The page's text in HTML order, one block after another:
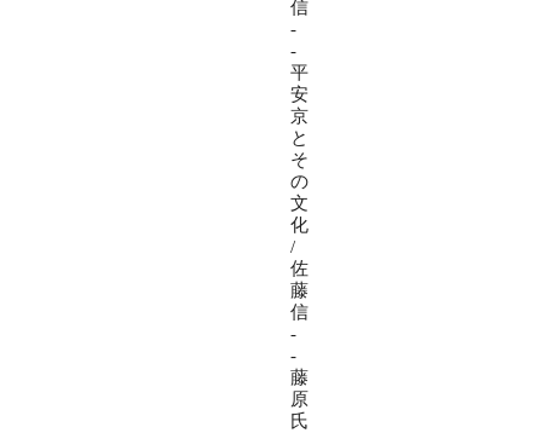
信
-
-
平
安
京
と
そ
の
文
化
/
佐
藤
信
-
-
藤
原
氏